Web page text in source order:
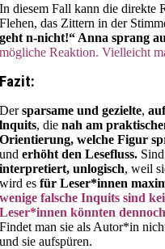
In diesem Fall kann die direkte
Flehen, das Zittern in der
geht n-nicht!“ Anna sprang
mögliche Reaktion. Vielleicht
Fazit:
Dersparsame und gezielte,
lnquits, dienah am
Orientierung, welche Figur
underhöht den Lesefluss.
interpretiert, unlogisch, weil
wird esfür Leser*innen
wenige falsche Inquits sind
Leser*innen könnten
Findet man sie als Autor*in
und sie aufspüren.